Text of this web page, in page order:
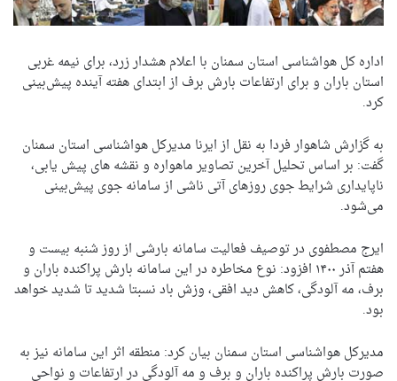
اداره کل هواشناسی استان سمنان با اعلام هشدار زرد، برای نیمه غربی
استان باران و برای ارتفاعات بارش برف از ابتدای هفته آینده پیش‌بینی
کرد.
به گزارش شاهوار فردا به نقل از ایرنا مدیرکل هواشناسی استان سمنان
گفت: بر اساس تحلیل آخرین تصاویر ماهواره و نقشه های پیش یابی،
ناپایداری شرایط جوی روزهای آتی ناشی از سامانه جوی پیش‌بینی
می‌شود.
ایرج مصطفوی در توصیف فعالیت سامانه بارشی از روز شنبه بیست و
هفتم آذر ۱۴۰۰ افزود: نوع مخاطره در این سامانه بارش پراکنده باران و
برف، مه آلودگی، کاهش دید افقی، وزش باد نسبتا شدید تا شدید خواهد
بود.
مدیرکل هواشناسی استان سمنان بیان کرد: منطقه اثر این سامانه نیز به
صورت بارش پراکنده باران و برف و مه آلودگی در ارتفاعات و نواحی